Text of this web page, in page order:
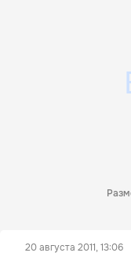
20 августа 2011, 13:06